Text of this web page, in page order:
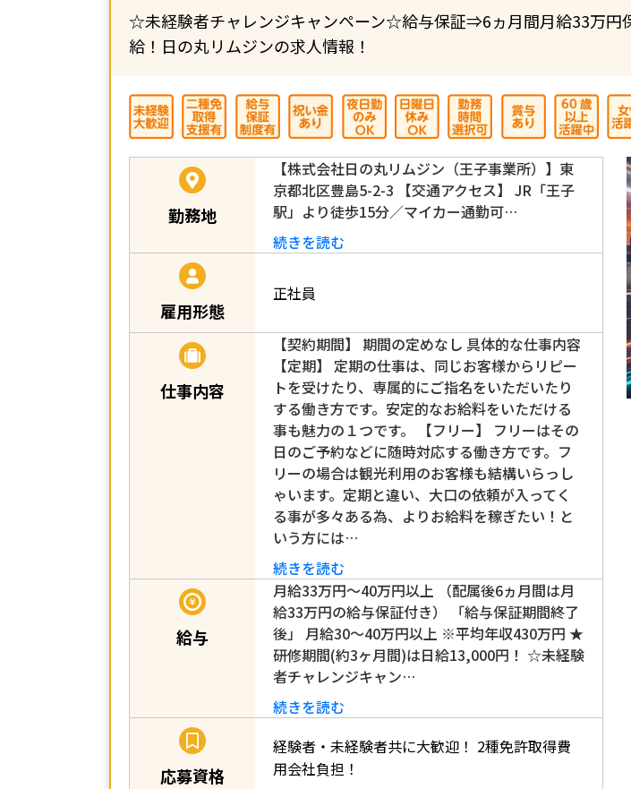
☆未経験者チャレンジキャンペーン☆給与保証⇒6ヵ月間月給33万
給！日の丸リムジンの求人情報！
勤務地
【株式会社日の丸リムジン（王子事業所）】東
京都北区豊島5-2-3 【交通アクセス】 JR「王子
駅」より徒歩15分／マイカー通勤可…
続きを読む
雇用形態
正社員
仕事内容
【契約期間】 期間の定めなし 具体的な仕事内容
【定期】 定期の仕事は、同じお客様からリピー
トを受けたり、専属的にご指名をいただいたり
する働き方です。安定的なお給料をいただける
事も魅力の１つです。 【フリー】 フリーはその
日のご予約などに随時対応する働き方です。フ
リーの場合は観光利用のお客様も結構いらっし
ゃいます。定期と違い、大口の依頼が入ってく
る事が多々ある為、よりお給料を稼ぎたい！と
いう方には…
続きを読む
給与
月給33万円～40万円以上 （配属後6ヵ月間は月
給33万円の給与保証付き） 「給与保証期間終了
後」 月給30～40万円以上 ※平均年収430万円 ★
研修期間(約3ヶ月間)は日給13,000円！ ☆未経験
者チャレンジキャン…
続きを読む
応募資格
経験者・未経験者共に大歓迎！ 2種免許取得費
用会社負担！